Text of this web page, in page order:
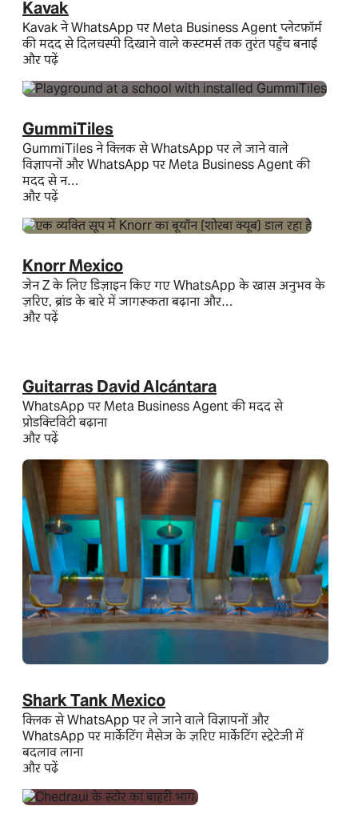
Kavak
Kavak ने WhatsApp पर Meta Business Agent प्लेटफ़ॉर्म
की मदद से दिलचस्पी दिखाने वाले कस्टमर्स तक तुरंत पहुँच बनाई
और पढ़ें
GummiTiles
GummiTiles ने क्लिक से WhatsApp पर ले जाने वाले
विज्ञापनों और WhatsApp पर Meta Business Agent की
मदद से न…
और पढ़ें
Knorr Mexico
जेन Z के लिए डिज़ाइन किए गए WhatsApp के खास अनुभव के
ज़रिए, ब्रांड के बारे में जागरूकता बढ़ाना और…
और पढ़ें
Guitarras David Alcántara
WhatsApp पर Meta Business Agent की मदद से
प्रोडक्टिविटी बढ़ाना
और पढ़ें
Shark Tank Mexico
क्लिक से WhatsApp पर ले जाने वाले विज्ञापनों और
WhatsApp पर मार्केटिंग मैसेज के ज़रिए मार्केटिंग स्ट्रेटेजी में
बदलाव लाना
और पढ़ें